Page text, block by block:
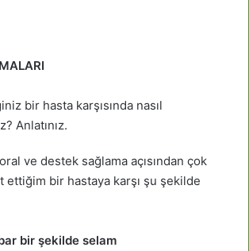
bir hasta karşısında nasıl
Anlatınız.
ve destek sağlama açısından çok
ettiğim bir hastaya karşı şu şekilde
bir şekilde selam